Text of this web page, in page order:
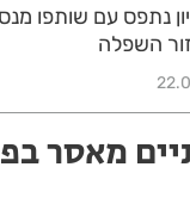
נתפס עם שותפו
השפלה
מאסר